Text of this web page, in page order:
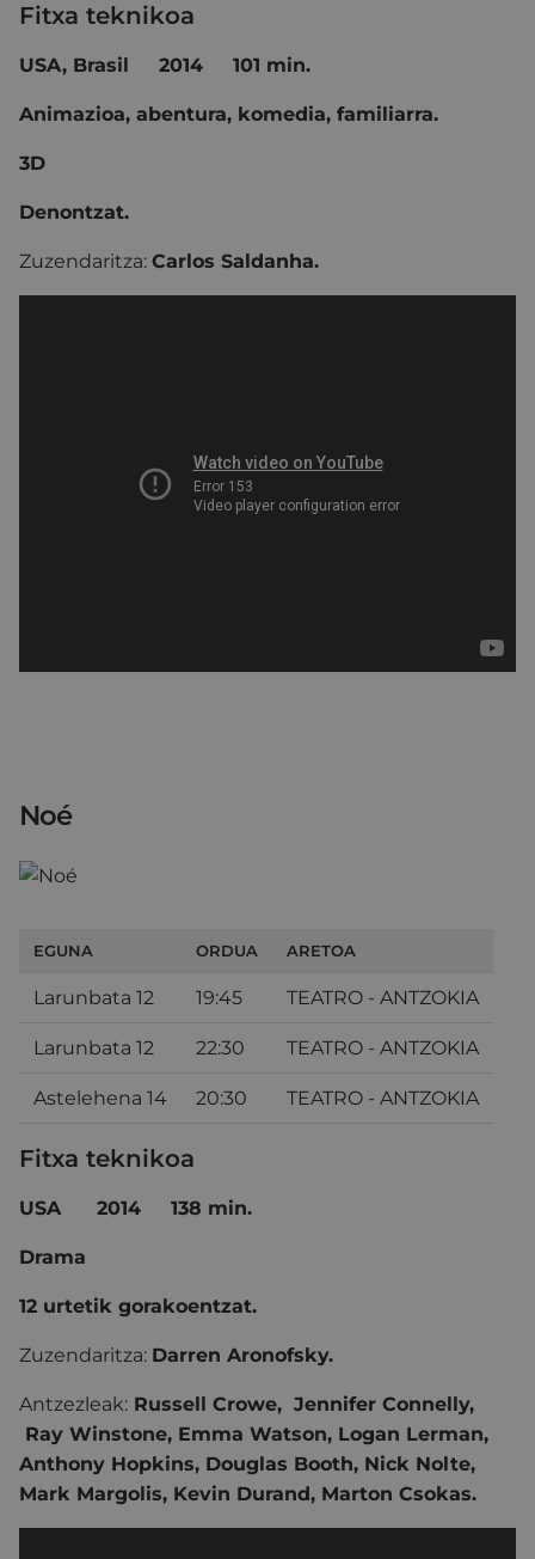
Fitxa teknikoa
USA, Brasil 2014 101 min.
Animazioa, abentura, komedia, familiarra.
3D
Denontzat.
Zuzendaritza: Carlos Saldanha.
Noé
EGUNA ORDUA ARETOA
Larunbata 12 19:45 TEATRO - ANTZOKIA
Larunbata 12 22:30 TEATRO - ANTZOKIA
Astelehena 14 20:30 TEATRO - ANTZOKIA
Fitxa teknikoa
USA 2014 138 min.
Drama
12 urtetik gorakoentzat.
Zuzendaritza: Darren Aronofsky.
Antzezleak: Russell Crowe, Jennifer Connelly,
Ray Winstone, Emma Watson, Logan Lerman,
Anthony Hopkins, Douglas Booth, Nick Nolte,
Mark Margolis, Kevin Durand, Marton Csokas.